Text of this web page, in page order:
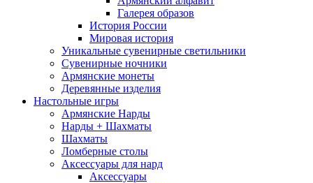
Галерея образов
История России
Мировая история
Уникальные сувенирные светильники
Сувенирные ночники
Армянские монеты
Деревянные изделия
Настольные игры
Армянские Нарды
Нарды + Шахматы
Шахматы
Ломберные столы
Аксессуары для нард
Аксессуары